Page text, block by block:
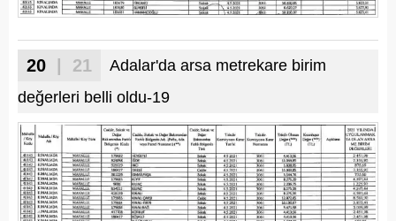
20 | 21
Adalar'da arsa metrekare birim
değerleri belli oldu-19